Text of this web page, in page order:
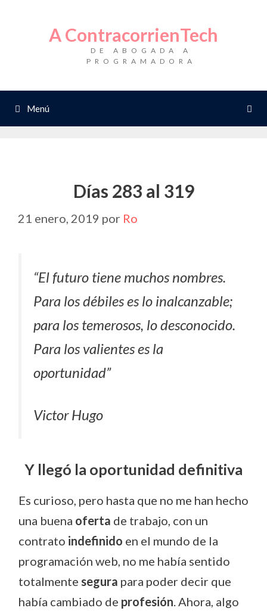
A ContracorrienTech
DE ABOGADA A
PROGRAMADORA
Menú
Días 283 al 319
21 enero, 2019 por Ro
“El futuro tiene muchos nombres.
Para los débiles es lo inalcanzable;
para los temerosos, lo desconocido.
Para los valientes es la
oportunidad”
Victor Hugo
Y llegó la oportunidad definitiva
Es curioso, pero hasta que no me han hecho
una buena oferta de trabajo, con un
contrato indefinido en el mundo de la
programación web, no me había sentido
totalmente segura para poder decir que
había cambiado de profesión. Ahora, algo